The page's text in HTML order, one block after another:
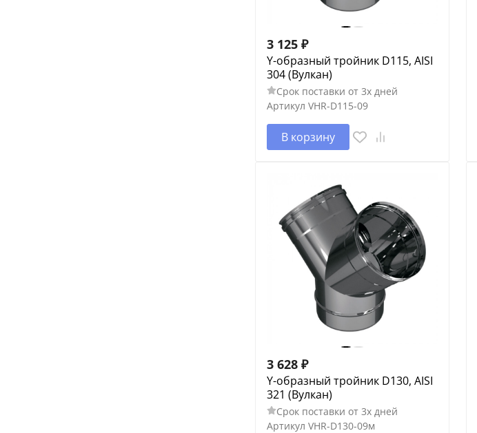
3 125 ₽
Y-образный тройник D115, AISI
304 (Вулкан)
Срок поставки от 3х дней
Артикул VHR-D115-09
В корзину
3 628 ₽
Y-образный тройник D130, AISI
321 (Вулкан)
Срок поставки от 3х дней
Артикул VHR-D130-09м